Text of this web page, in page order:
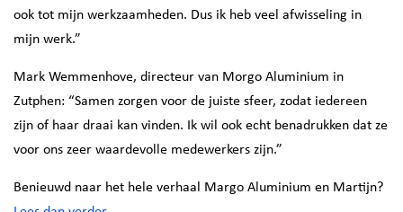
ook tot mijn werkzaamheden. Dus ik heb veel afwisseling in
mijn werk.”
Mark Wemmenhove, directeur van Morgo Aluminium in
Zutphen: “Samen zorgen voor de juiste sfeer, zodat iedereen
zijn of haar draai kan vinden. Ik wil ook echt benadrukken dat ze
voor ons zeer waardevolle medewerkers zijn.”
Benieuwd naar het hele verhaal Margo Aluminium en Martijn?